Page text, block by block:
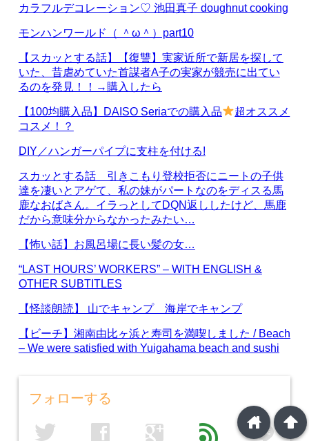
カラフルデコレーション♡ 池田真子 doughnut cooking
モンハンワールド（ ＾ω＾）part10
【スカッとする話】【復讐】実家近所で新居を探して
いた、昔虐めていた首謀者A子の実家が競売に出てい
るのを発見！！→購入したら
【100均購入品】DAISO Seriaでの購入品
超オススメ
コスメ！？
DIY／ハンガーパイプに支柱を付ける!
スカッとする話 引きこもり登校拒否にニートの子供
達を凄いとアゲて、私の妹がパートなのをディスる馬
鹿なおばさん。イラっとしてDQN返ししたけど、馬鹿
だから意味分からなかったみたい…
【怖い話】お風呂場に長い髪の女…
“LAST HOURS’ WORKERS” – WITH ENGLISH &
OTHER SUBTITLES
【怪談朗読】 山でキャンプ 海岸でキャンプ
【ビーチ】湘南由比ヶ浜と寿司を満喫しました / Beach
– We were satisfied with Yuigahama beach and sushi
フォローする
twitter facebook google feed line arrowup
home